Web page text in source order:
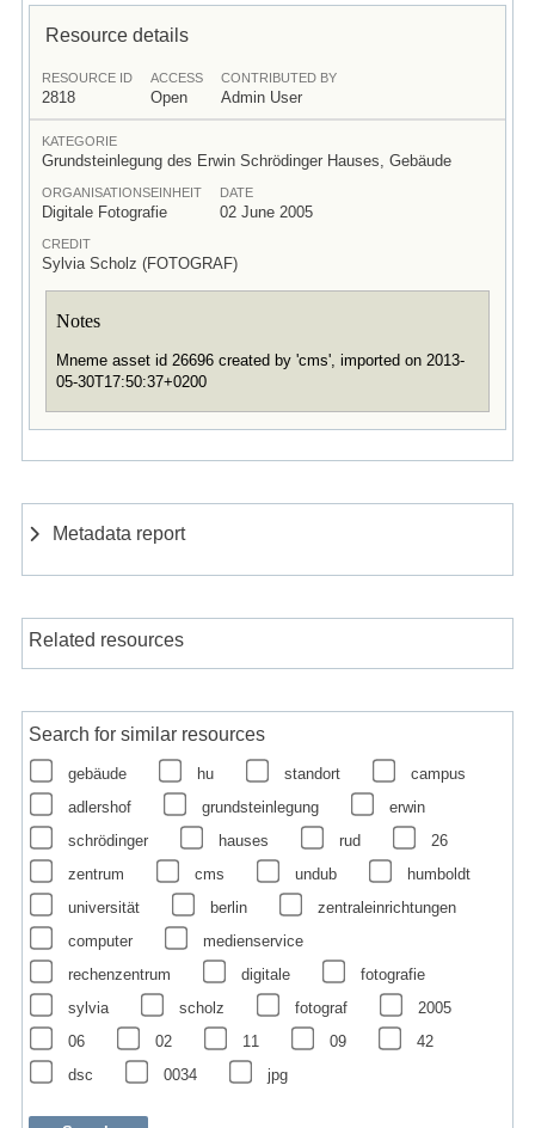
Resource details
RESOURCE ID
2818
ACCESS
Open
CONTRIBUTED BY
Admin User
KATEGORIE
Grundsteinlegung des Erwin Schrödinger Hauses, Gebäude
ORGANISATIONSEINHEIT
Digitale Fotografie
DATE
02 June 2005
CREDIT
Sylvia Scholz (FOTOGRAF)
Notes
Mneme asset id 26696 created by 'cms', imported on 2013-
05-30T17:50:37+0200
Metadata report
Related resources
Search for similar resources
gebäude hu standort
campus
adlershof
grundsteinlegung
erwin
schrödinger
hauses rud
26
zentrum
cms undub
humboldt
universität
berlin
zentraleinrichtungen
computer
medienservice
rechenzentrum
digitale
fotografie
sylvia
scholz fotograf
2005
06
02 11 09
42
dsc
0034 jpg